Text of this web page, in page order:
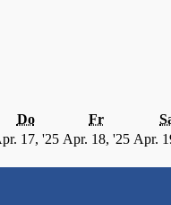
DoDonnerstag
FrFreitag
17, '2517.
2025
Apr. 18, '2518.
2025
Apr.